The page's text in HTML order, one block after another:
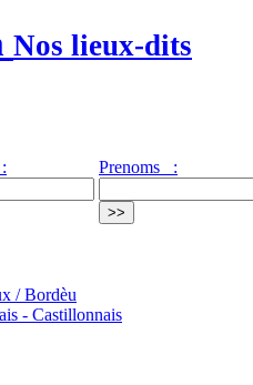
Nos lieux-dits
Prenoms :
/ Bordèu
- Castillonnais